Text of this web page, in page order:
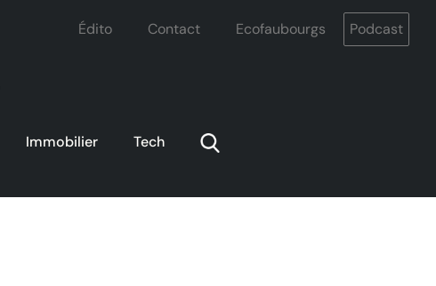
Édito Contact Ecofaubourgs Podcast
Immobilier Tech